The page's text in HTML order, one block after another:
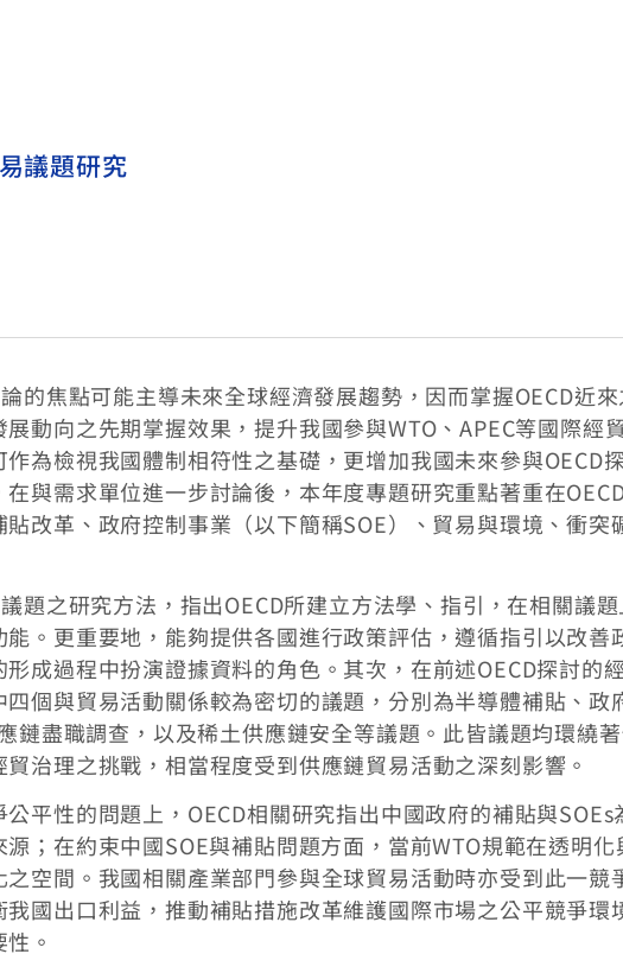
議題研究
的焦點可能主導未來全球經濟發展趨勢，因而掌握OECD近
動向之先期掌握效果，提升我國參與WTO、APEC等國際經
為檢視我國體制相符性之基礎，更增加我國未來參與OECD
與需求單位進一步討論後，本年度專題研究重點著重在
改革、政府控制事業（以下簡稱SOE）、貿易與環境、衝突
題之研究方法，指出OECD所建立方法學、指引，在相關議
。更重要地，能夠提供各國進行政策評估，遵循指引以改善
成過程中扮演證據資料的角色。其次，在前述OECD探討的
個與貿易活動關係較為密切的議題，分別為半導體補貼、政
鏈盡職調查，以及稀土供應鏈安全等議題。此皆議題均環繞
治理之挑戰，相當程度受到供應鏈貿易活動之深刻影響。
平性的問題上，OECD相關研究指出中國政府的補貼與SOEs
；在約束中國SOE與補貼問題方面，當前WTO規範在透明化
空間。我國相關產業部門參與全球貿易活動時亦受到此一競
國出口利益，推動補貼措施改革維護國際市場之公平競爭環
。